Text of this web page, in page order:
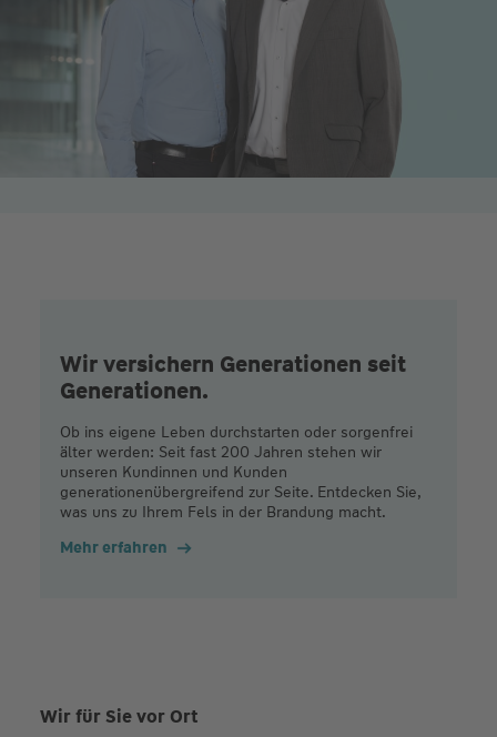
Wir versichern Generationen seit
Generationen.
Ob ins eigene Leben durchstarten oder sorgenfrei
älter werden: Seit fast 200 Jahren stehen wir
unseren Kundinnen und Kunden
generationenübergreifend zur Seite. Entdecken Sie,
was uns zu Ihrem Fels in der Brandung macht.
Mehr erfahren
Wir für Sie vor Ort